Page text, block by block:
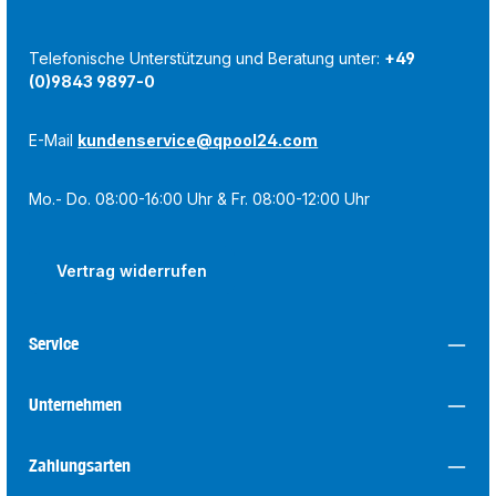
Telefonische Unterstützung und Beratung unter: +49
(0)9843 9897-0
E-Mail kundenservice@qpool24.com
Mo.- Do. 08:00-16:00 Uhr & Fr. 08:00-12:00 Uhr
Vertrag widerrufen
Service
Unternehmen
Zahlungsarten